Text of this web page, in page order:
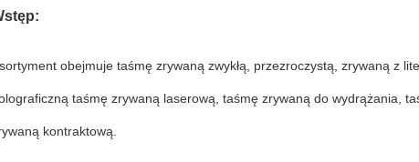
obejmuje taśmę zrywaną zwykłą, przezroczystą, zrywaną z
taśmę zrywaną laserową, taśmę zrywaną do wydrążania,
kontraktową.